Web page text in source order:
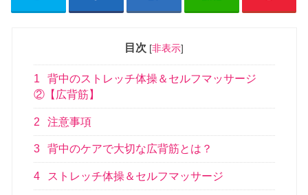
目次 [非表示]
1
背中のストレッチ体操＆セルフマッサージ
②【広背筋】
2 注意事項
3 背中のケアで大切な広背筋とは？
4 ストレッチ体操＆セルフマッサージ